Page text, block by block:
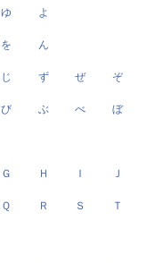
ゆ よ
を ん
じ ず ぜ ぞ
び ぶ べ ぼ
Ｇ Ｈ Ｉ Ｊ
Ｑ Ｒ Ｓ Ｔ